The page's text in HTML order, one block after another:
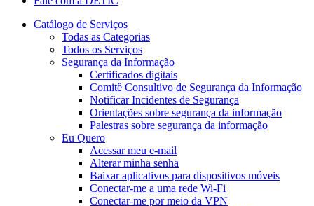
Catálogo de Serviços
Todas as Categorias
Todos os Serviços
Segurança da Informação
Certificados digitais
Comitê Consultivo de Segurança da Informação
Notificar Incidentes de Segurança
Orientações sobre segurança da informação
Palestras sobre segurança da informação
Eu Quero
Acessar meu e-mail
Alterar minha senha
Baixar aplicativos para dispositivos móveis
Conectar-me a uma rede Wi-Fi
Conectar-me por meio da VPN